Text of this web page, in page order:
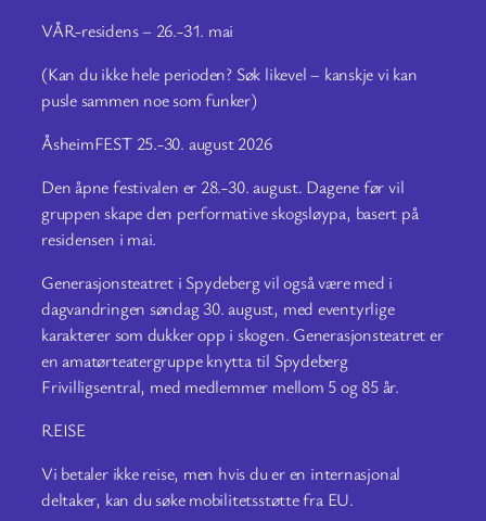
VÅR-residens – 26.-31. mai
(Kan du ikke hele perioden? Søk likevel – kanskje vi kan
pusle sammen noe som funker)
ÅsheimFEST 25.-30. august 2026
Den åpne festivalen er 28.-30. august. Dagene før vil
gruppen skape den performative skogsløypa, basert på
residensen i mai.
Generasjonsteatret i Spydeberg vil også være med i
dagvandringen søndag 30. august, med eventyrlige
karakterer som dukker opp i skogen. Generasjonsteatret er
en amatørteatergruppe knytta til Spydeberg
Frivilligsentral, med medlemmer mellom 5 og 85 år.
REISE
Vi betaler ikke reise, men hvis du er en internasjonal
deltaker, kan du søke mobilitetsstøtte fra EU.